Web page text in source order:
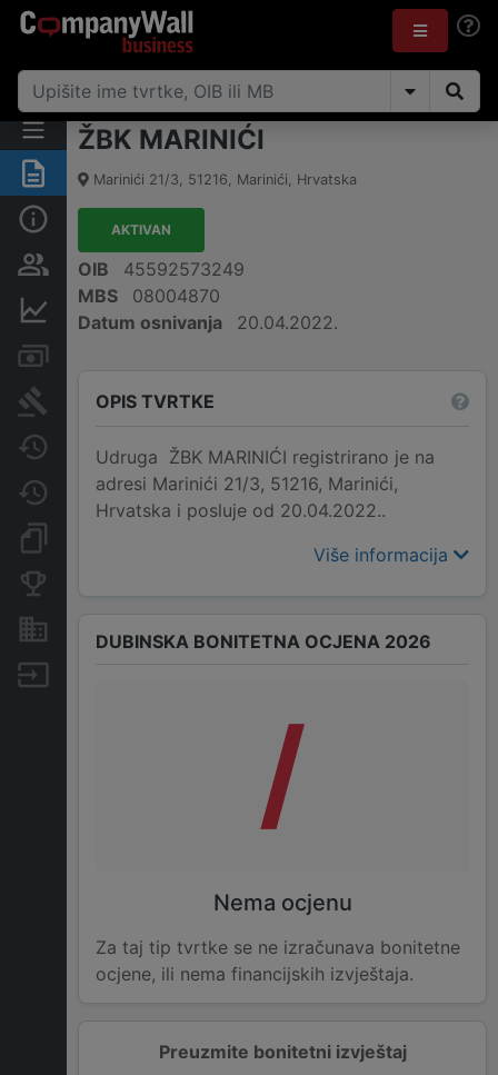
Sažetak
Osobe i vlasništvo
Sudske objave
Javne nabavke
Promjene
ŽBK MARINIĆI
Marinići 21/3, 51216, Marinići, Hrvatska
AKTIVAN
OIB
45592573249
MBS
08004870
Datum osnivanja
20.04.2022.
OPIS TVRTKE
Udruga ŽBK MARINIĆI registrirano je na
adresi Marinići 21/3, 51216, Marinići,
Hrvatska i posluje od 20.04.2022..
Više informacija
Preuzmite bonitetni izvještaj
DUBINSKA BONITETNA OCJENA 2026
/
Nema ocjenu
Za taj tip tvrtke se ne izračunava bonitetne
ocjene, ili nema financijskih izvještaja.